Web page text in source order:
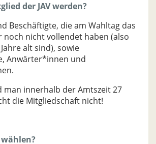
der JAV werden?
Beschäftigte, die am Wahltag das
noch nicht vollendet haben (also
alt sind), sowie
Anwärter*innen und
man innerhalb der Amtszeit 27
die Mitgliedschaft nicht!